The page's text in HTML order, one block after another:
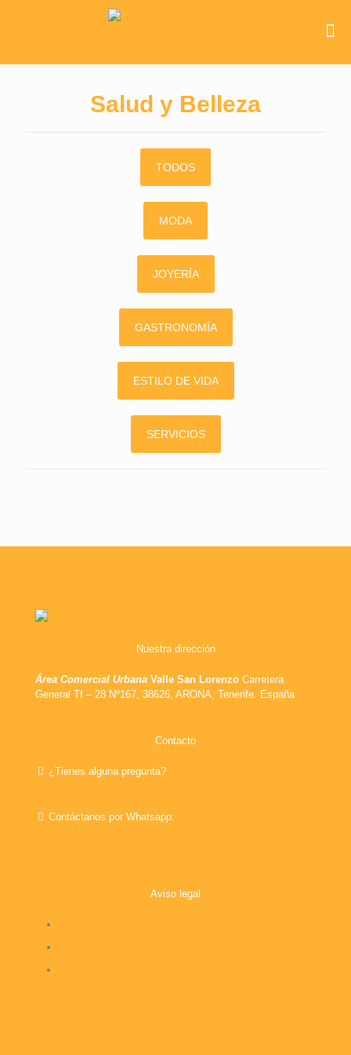
Salud y Belleza
TODOS
MODA
JOYERÍA
GASTRONOMÍA
ESTILO DE VIDA
SERVICIOS
Nuestra dirección
Área Comercial Urbana Valle San Lorenzo Carretera
General Tf – 28 Nº167, 38626, ARONA, Tenerife. España
Contacto
¿Tienes alguna pregunta?
Contáctanos por Whatsapp:
Aviso legal